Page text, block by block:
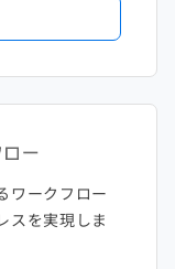
ワークフロー
スを実現しま